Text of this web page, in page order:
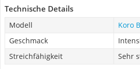
Technische Details
Modell
Koro
Geschmack
Streichfähigkeit
Sehr